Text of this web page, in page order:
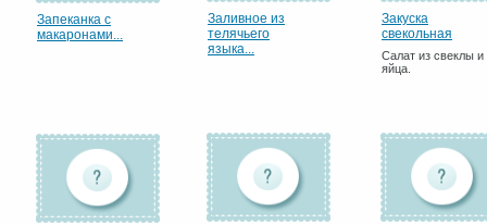
Запеканка с
макаронами...
Заливное из
телячьего
языка...
Закуска
свекольная
Салат из свеклы и
яйца.